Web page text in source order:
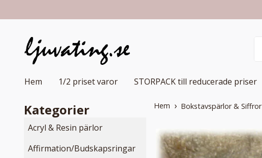
Hem 1/2 priset varor STORPACK till reducerade priser
Kategorier
Acryl & Resin pärlor
Affirmation/Budskapsringar
Hem Bokstavspärlor & Siffror